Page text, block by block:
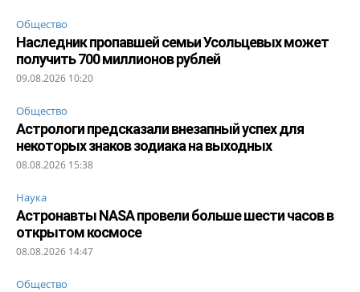
Общество
Наследник пропавшей семьи Усольцевых может
получить 700 миллионов рублей
09.08.2026 10:20
Общество
Астрологи предсказали внезапный успех для
некоторых знаков зодиака на выходных
08.08.2026 15:38
Наука
Астронавты NASA провели больше шести часов в
открытом космосе
08.08.2026 14:47
Общество